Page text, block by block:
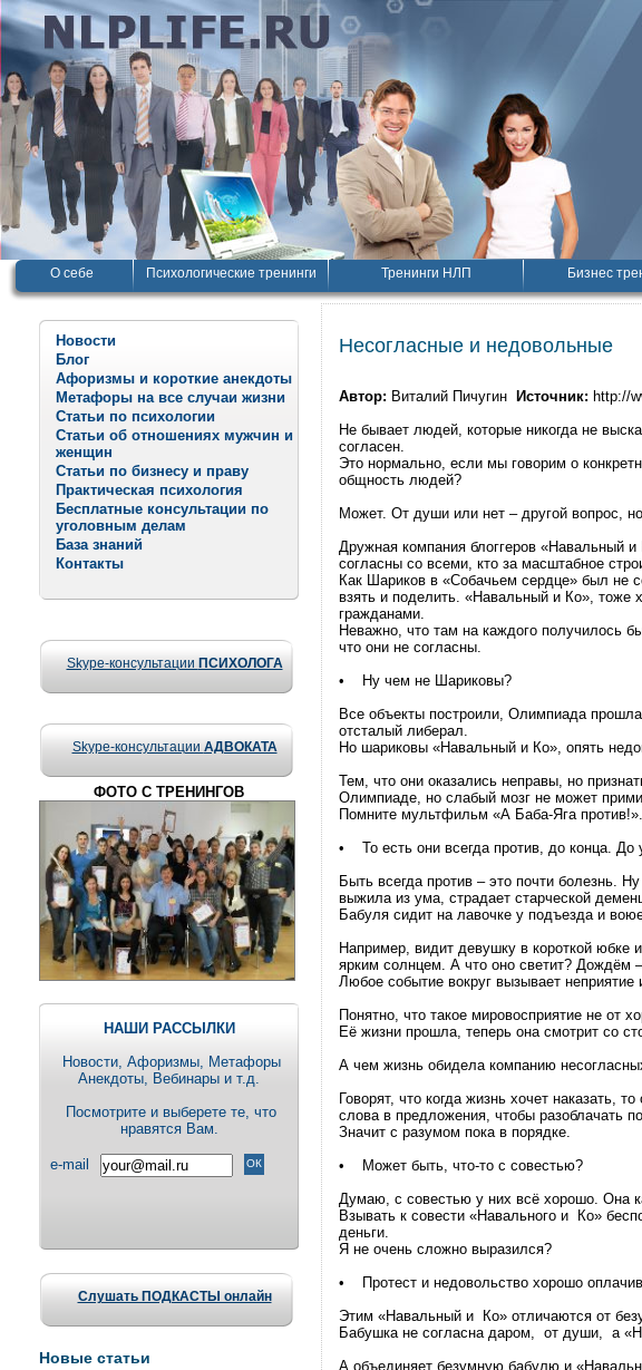
О себе Психологические тренинги Тренинги НЛП Бизнес
Новости
Блог
Афоризмы и короткие анекдоты
Метафоры на все случаи жизни
Статьи по психологии
Статьи об отношениях мужчин и
женщин
Статьи по бизнесу и праву
Практическая психология
Бесплатные консультации по
уголовным делам
База знаний
Контакты
Skype-консультации ПСИХОЛОГА
Skype-консультации АДВОКАТА
ФОТО С ТРЕНИНГОВ
НАШИ РАССЫЛКИ
Новости, Aфоризмы, Метафоры
Анекдоты, Вебинары и т.д.
Посмотрите и выберете те, что
нравятся Вам.
e-mail
Слушать ПОДКАСТЫ онлайн
Новые статьи
Несогласные и недовольные
Автор: Виталий Пичугин Источник: http://
Не бывает людей, которые никогда не
согласен.
Это нормально, если мы говорим о
общность людей?
Может. От души или нет – другой вопрос,
Дружная компания блоггеров «Навальный
согласны со всеми, кто за масштабное
Как Шариков в «Собачьем сердце» был не
взять и поделить. «Навальный и Ко», тоже
гражданами.
Неважно, что там на каждого получилось
что они не согласны.
• Ну чем не Шариковы?
Все объекты построили, Олимпиада
отсталый либерал.
Но шариковы «Навальный и Ко», опять
Тем, что они оказались неправы, но
Олимпиаде, но слабый мозг не может
Помните мультфильм «А Баба-Яга против!».
• То есть они всегда против, до конца. До
Быть всегда против – это почти болезнь.
выжила из ума, страдает старческой
Бабуля сидит на лавочке у подъезда и
Например, видит девушку в короткой юбке
ярким солнцем. А что оно светит? Дождём
Любое событие вокруг вызывает неприятие
Понятно, что такое мировосприятие не от
Её жизни прошла, теперь она смотрит со
А чем жизнь обидела компанию
Говорят, что когда жизнь хочет наказать,
слова в предложения, чтобы разоблачать
Значит с разумом пока в порядке.
• Может быть, что-то с совестью?
Думаю, с совестью у них всё хорошо. Она
Взывать к совести «Навального и Ко»
деньги.
Я не очень сложно выразился?
• Протест и недовольство хорошо
Этим «Навальный и Ко» отличаются от
Бабушка не согласна даром, от души, а
А объединяет безумную бабулю и